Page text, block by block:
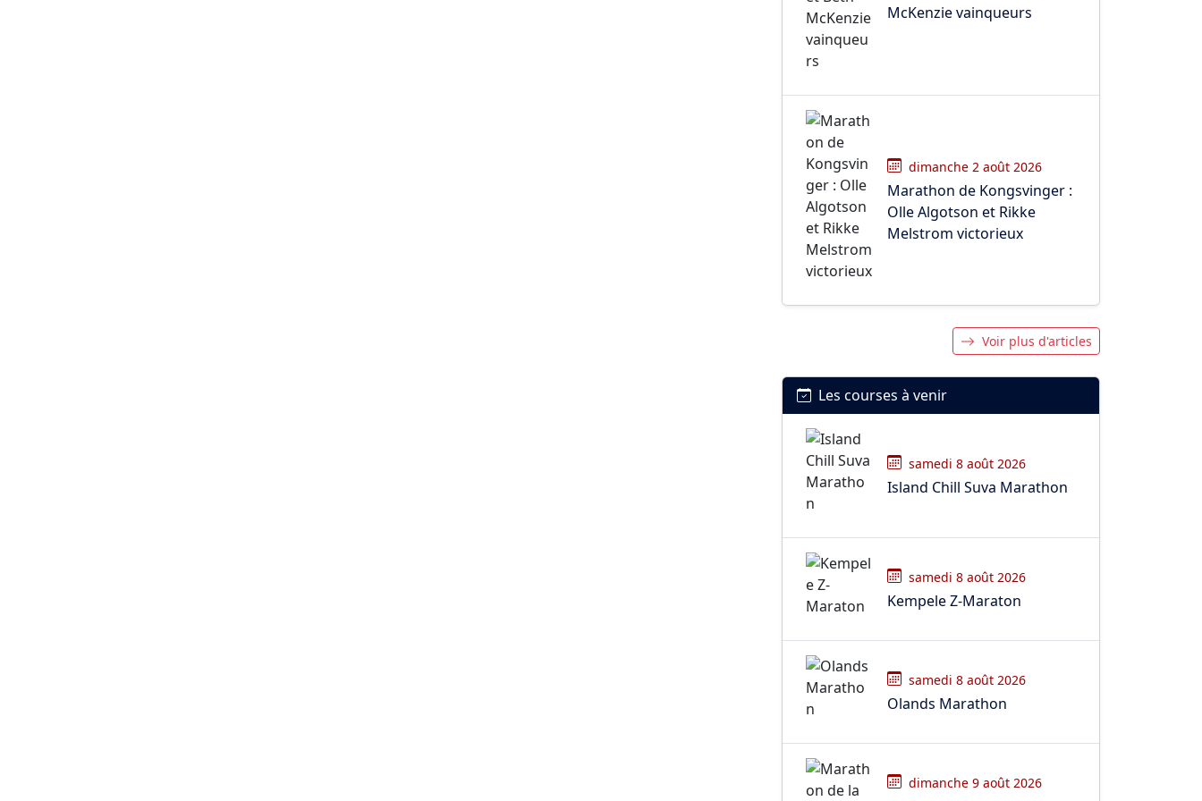
McKenzie vainqueurs
dimanche 2 août 2026
Marathon de Kongsvinger :
Olle Algotson et Rikke
Melstrom victorieux
Voir plus d'articles
Les courses à venir
samedi 8 août 2026
Island Chill Suva Marathon
samedi 8 août 2026
Kempele Z-Maraton
samedi 8 août 2026
Olands Marathon
dimanche 9 août 2026